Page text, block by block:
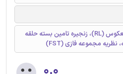
انتخاب تامین کننده، تدارکات معکوس (RL)، زنجیره تامین بسته حلقه